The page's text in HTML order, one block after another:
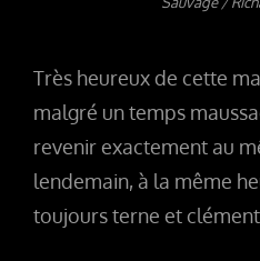
Très heureux de cette
malgré un temps
revenir exactement au
lendemain, à la même
toujours terne et